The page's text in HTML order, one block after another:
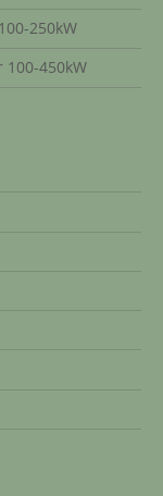
250kW
100-450kW